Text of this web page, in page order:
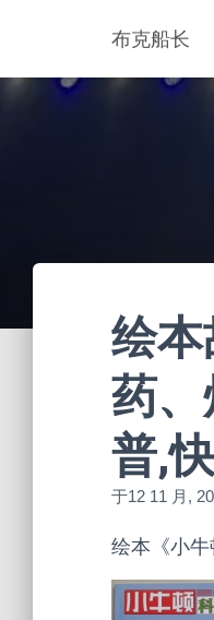
布克船长
绘
药
普,
于12 11 月,
绘本《小